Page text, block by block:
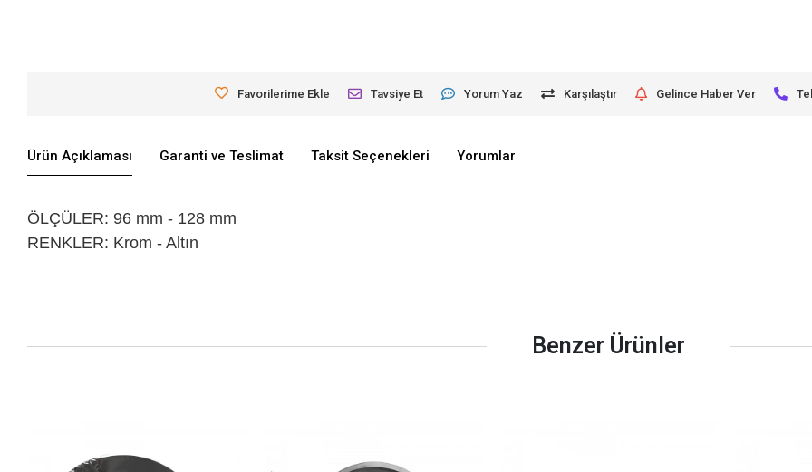
Favorilerime Ekle Tavsiye Et Yorum Yaz Karşılaştır Gelince Haber Ver
Ürün Açıklaması Garanti ve Teslimat Taksit Seçenekleri Yorumlar
ÖLÇÜLER: 96 mm - 128 mm
RENKLER: Krom - Altın
Benzer Ürünler